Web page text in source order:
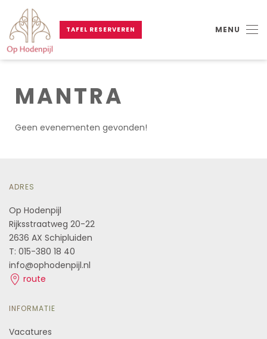
Skip to main content
TAFEL RESERVEREN MENU
MANTRA
Geen evenementen gevonden!
ADRES
Op Hodenpijl
Rijksstraatweg 20-22
2636 AX Schipluiden
T: 015-380 18 40
info@ophodenpijl.nl
route
INFORMATIE
Vacatures